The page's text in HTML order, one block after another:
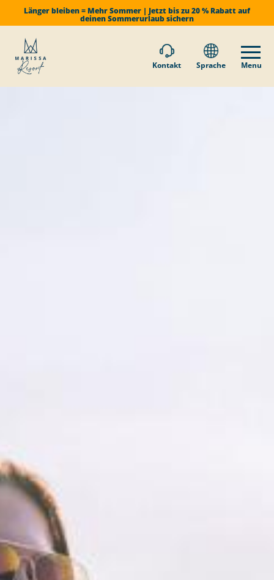
Länger bleiben = Mehr Sommer | Jetzt bis zu 20 % Rabatt auf
deinen Sommerurlaub sichern
Kontakt Sprache Menu